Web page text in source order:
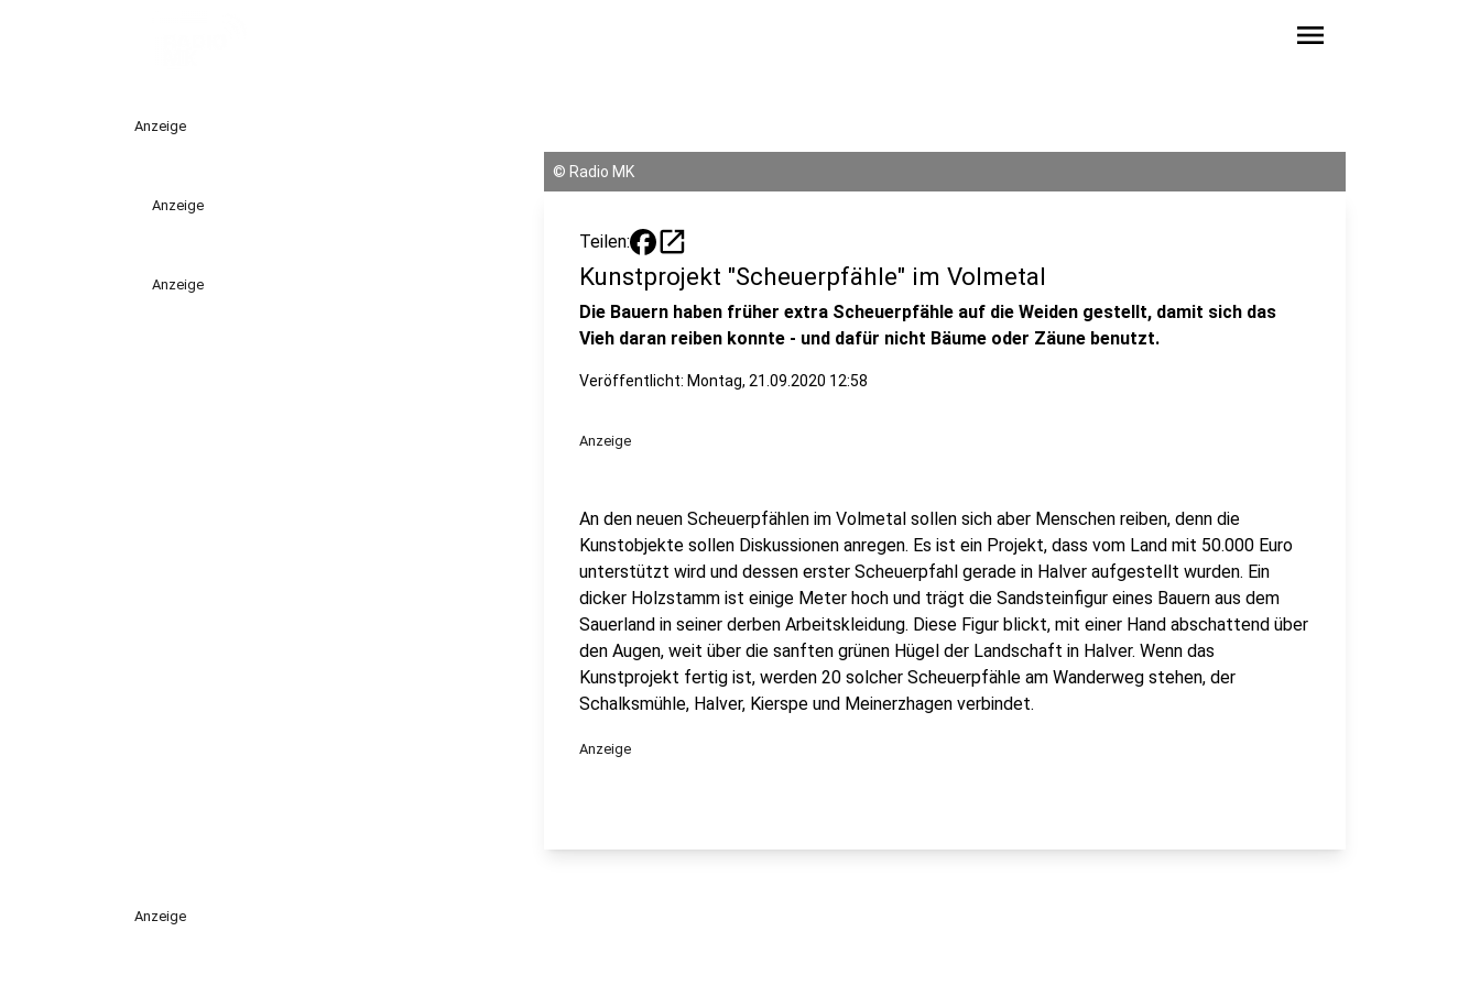
menu
Anzeige
Anzeige
Anzeige
© Radio MK
Teilen: open_in_new
Kunstprojekt "Scheuerpfähle" im Volmetal
Die Bauern haben früher extra Scheuerpfähle auf die Weiden gestellt, damit sich das
Vieh daran reiben konnte - und dafür nicht Bäume oder Zäune benutzt.
Veröffentlicht: Montag, 21.09.2020 12:58
Anzeige
An den neuen Scheuerpfählen im Volmetal sollen sich aber Menschen reiben, denn die
Kunstobjekte sollen Diskussionen anregen. Es ist ein Projekt, dass vom Land mit 50.000 Euro
unterstützt wird und dessen erster Scheuerpfahl gerade in Halver aufgestellt wurden. Ein
dicker Holzstamm ist einige Meter hoch und trägt die Sandsteinfigur eines Bauern aus dem
Sauerland in seiner derben Arbeitskleidung. Diese Figur blickt, mit einer Hand abschattend über
den Augen, weit über die sanften grünen Hügel der Landschaft in Halver. Wenn das
Kunstprojekt fertig ist, werden 20 solcher Scheuerpfähle am Wanderweg stehen, der
Schalksmühle, Halver, Kierspe und Meinerzhagen verbindet.
Anzeige
Anzeige